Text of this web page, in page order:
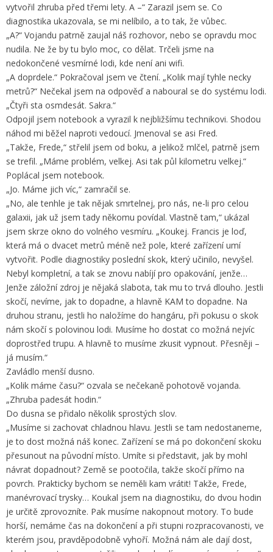
vytvořil zhruba před třemi lety. A –“ Zarazil jsem se. Co
diagnostika ukazovala, se mi nelíbilo, a to tak, že vůbec.
„A?“ Vojandu patrně zaujal náš rozhovor, nebo se opravdu moc
nudila. Ne že by tu bylo moc, co dělat. Trčeli jsme na
nedokončené vesmírné lodi, kde není ani wifi.
„A doprdele.“ Pokračoval jsem ve čtení. „Kolik mají tyhle necky
metrů?“ Nečekal jsem na odpověď a naboural se do systému lodi.
„Čtyři sta osmdesát. Sakra.“
Odpojil jsem notebook a vyrazil k nejbližšímu technikovi. Shodou
náhod mi běžel naproti vedoucí. Jmenoval se asi Fred.
„Takže, Frede,“ střelil jsem od boku, a jelikož mlčel, patrně jsem
se trefil. „Máme problém, velkej. Asi tak půl kilometru velkej.“
Poplácal jsem notebook.
„Jo. Máme jich víc,“ zamračil se.
„No, ale tenhle je tak nějak smrtelnej, pro nás, ne-li pro celou
galaxii, jak už jsem tady někomu povídal. Vlastně tam,“ ukázal
jsem skrze okno do volného vesmíru. „Koukej. Francis je loď,
která má o dvacet metrů méně než pole, které zařízení umí
vytvořit. Podle diagnostiky poslední skok, který učinilo, nevyšel.
Nebyl kompletní, a tak se znovu nabíjí pro opakování, jenže…
Jenže záložní zdroj je nějaká slabota, tak mu to trvá dlouho. Jestli
skočí, nevíme, jak to dopadne, a hlavně KAM to dopadne. Na
druhou stranu, jestli ho naložíme do hangáru, při pokusu o skok
nám skočí s polovinou lodi. Musíme ho dostat co možná nejvíc
doprostřed trupu. A hlavně to musíme zkusit vypnout. Přesněji –
já musím.“
Zavládlo menší dusno.
„Kolik máme času?“ ozvala se nečekaně pohotově vojanda.
„Zhruba padesát hodin.“
Do dusna se přidalo několik sprostých slov.
„Musíme si zachovat chladnou hlavu. Jestli se tam nedostaneme,
je to dost možná náš konec. Zařízení se má po dokončení skoku
přesunout na původní místo. Umíte si představit, jak by mohl
návrat dopadnout? Země se pootočila, takže skočí přímo na
povrch. Prakticky bychom se neměli kam vrátit! Takže, Frede,
manévrovací trysky… Koukal jsem na diagnostiku, do dvou hodin
je určitě zprovozníte. Pak musíme nakopnout motory. To bude
horší, nemáme čas na dokončení a při stupni rozpracovanosti, ve
kterém jsou, pravděpodobně vyhoří. Možná nám ale dají dost,